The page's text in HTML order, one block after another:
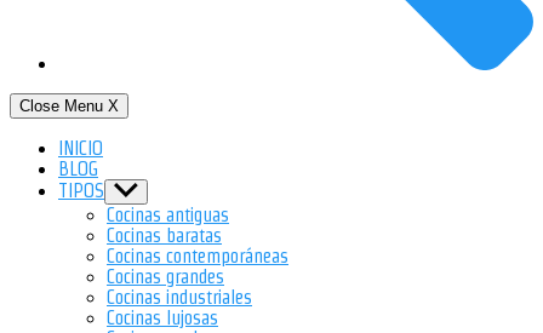
Close Menu X
INICIO
BLOG
TIPOS Show
sub
menu
Cocinas antiguas
Cocinas baratas
Cocinas contemporáneas
Cocinas grandes
Cocinas industriales
Cocinas lujosas